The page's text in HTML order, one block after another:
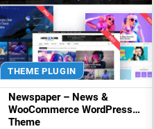
THEME PLUGIN
Newspaper – News &
WooCommerce WordPress
Theme